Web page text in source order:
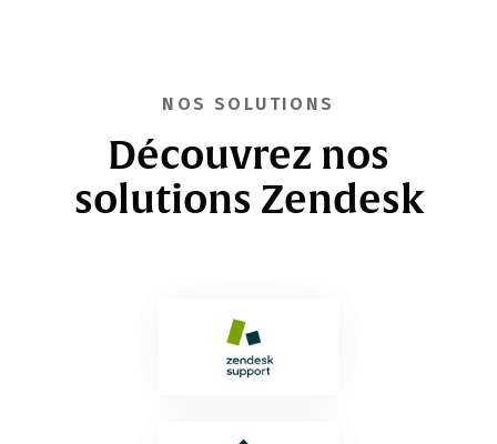
NOS SOLUTIONS
Découvrez nos
solutions Zendesk